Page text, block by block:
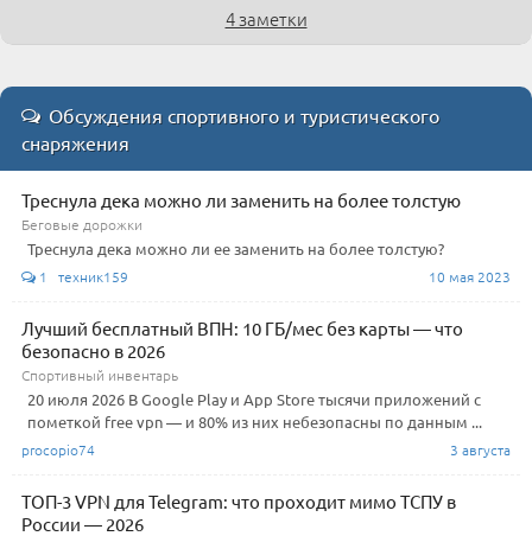
4 заметки
Обсуждения спортивного и туристического
снаряжения
Треснула дека можно ли заменить на более толстую
Беговые дорожки
Треснула дека можно ли ее заменить на более толстую?
1 техник159 10 мая 2023
Лучший бесплатный ВПН: 10 ГБ/мес без карты — что
безопасно в 2026
Спортивный инвентарь
20 июля 2026 В Google Play и App Store тысячи приложений с
пометкой free vpn — и 80% из них небезопасны по данным ...
procopio74 3 августа
ТОП-3 VPN для Telegram: что проходит мимо ТСПУ в
России — 2026